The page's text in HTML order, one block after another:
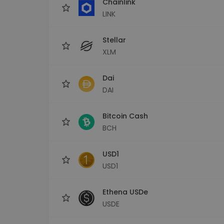
LINK
Stellar
XLM
Dai
DAI
Bitcoin Cash
BCH
USD1
USD1
Ethena USDe
USDE